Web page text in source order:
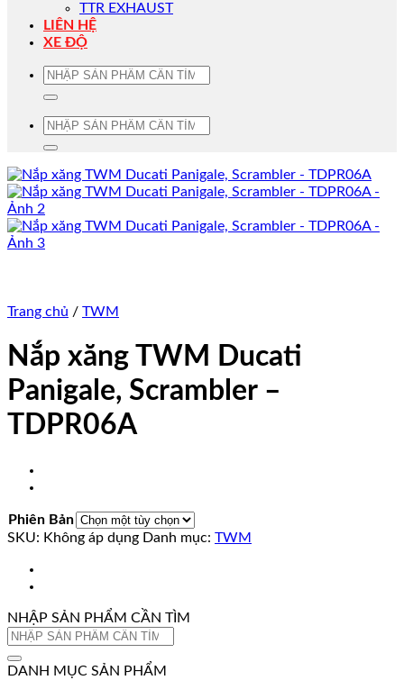
TTR EXHAUST
LIÊN HỆ
XE ĐỘ
Tìm
Tìm
Trang chủ / TWM
Nắp xăng TWM Ducati
Panigale, Scrambler –
TDPR06A
Phiên Bản
SKU: Không áp dụng Danh mục: TWM
NHẬP SẢN PHẨM CẦN TÌM
Tìm
DANH MỤC SẢN PHẨM